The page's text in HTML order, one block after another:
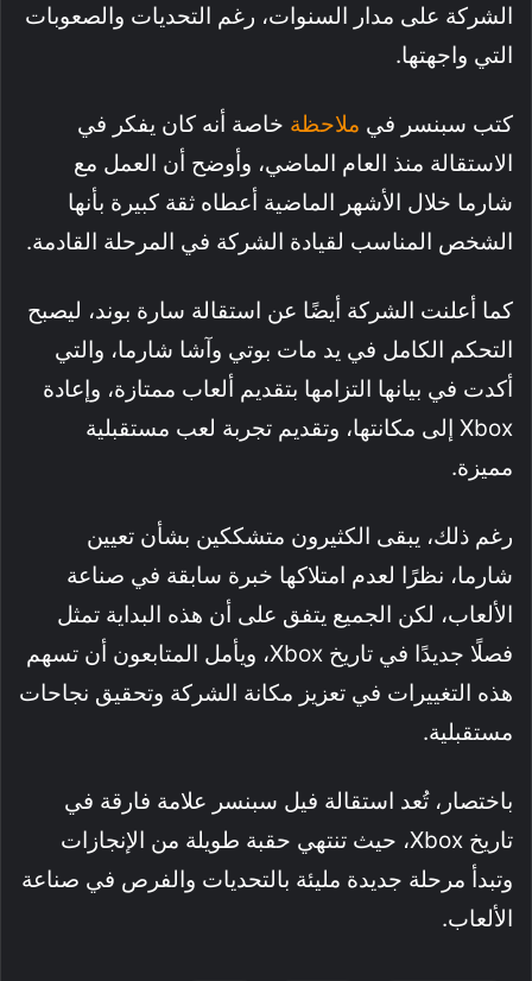
الشركة على مدار السنوات، رغم التحديات والصعوبات
التي واجهتها.
كتب سبنسر في ملاحظة خاصة أنه كان يفكر في
الاستقالة منذ العام الماضي، وأوضح أن العمل مع
شارما خلال الأشهر الماضية أعطاه ثقة كبيرة بأنها
الشخص المناسب لقيادة الشركة في المرحلة القادمة.
كما أعلنت الشركة أيضًا عن استقالة سارة بوند، ليصبح
التحكم الكامل في يد مات بوتي وآشا شارما، والتي
أكدت في بيانها التزامها بتقديم ألعاب ممتازة، وإعادة
Xbox إلى مكانتها، وتقديم تجربة لعب مستقبلية
مميزة.
رغم ذلك، يبقى الكثيرون متشككين بشأن تعيين
شارما، نظرًا لعدم امتلاكها خبرة سابقة في صناعة
الألعاب، لكن الجميع يتفق على أن هذه البداية تمثل
فصلًا جديدًا في تاريخ Xbox، ويأمل المتابعون أن تسهم
هذه التغييرات في تعزيز مكانة الشركة وتحقيق نجاحات
مستقبلية.
باختصار، تُعد استقالة فيل سبنسر علامة فارقة في
تاريخ Xbox، حيث تنتهي حقبة طويلة من الإنجازات
وتبدأ مرحلة جديدة مليئة بالتحديات والفرص في صناعة
الألعاب.